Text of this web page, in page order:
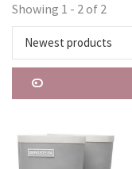
Showing 1 - 2 of 2
Newest products